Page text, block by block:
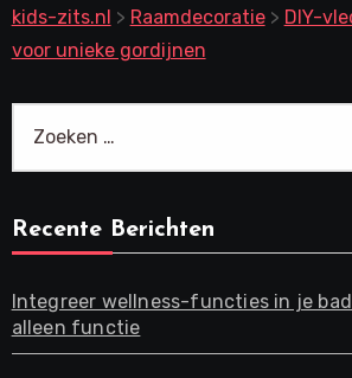
kids-zits.nl > Raamdecoratie> DIY-
voor unieke gordijnen
Recente Berichten
Integreer wellness-functies in je
alleen functie